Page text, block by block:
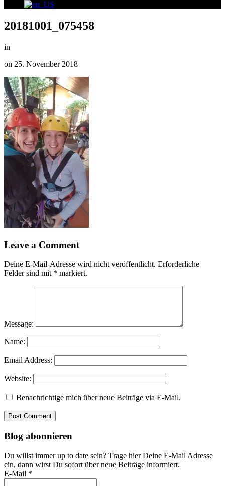
20181001_075458
in
on 25. November 2018
Leave a Comment
Deine E-Mail-Adresse wird nicht veröffentlicht. Erforderliche
Felder sind mit * markiert.
Message:
Name:
Email Address:
Website:
Benachrichtige mich über neue Beiträge via E-Mail.
Blog abonnieren
Du willst immer up to date sein? Trage hier Deine E-Mail Adresse
ein, dann wirst Du sofort über neue Beiträge informiert.
E-Mail *